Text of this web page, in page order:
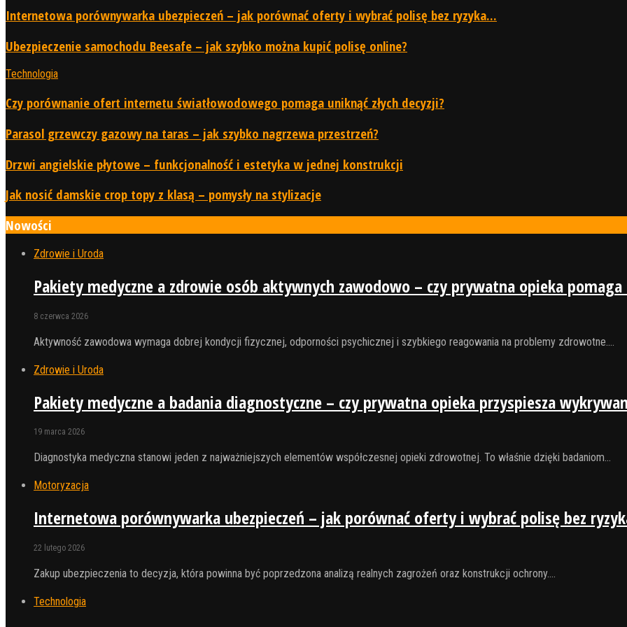
Internetowa porównywarka ubezpieczeń – jak porównać oferty i wybrać polisę bez ryzyka...
Ubezpieczenie samochodu Beesafe – jak szybko można kupić polisę online?
Technologia
Czy porównanie ofert internetu światłowodowego pomaga uniknąć złych decyzji?
Parasol grzewczy gazowy na taras – jak szybko nagrzewa przestrzeń?
Drzwi angielskie płytowe – funkcjonalność i estetyka w jednej konstrukcji
Jak nosić damskie crop topy z klasą – pomysły na stylizacje
Nowości
Zdrowie i Uroda
Pakiety medyczne a zdrowie osób aktywnych zawodowo – czy prywatna opieka
8 czerwca 2026
Aktywność zawodowa wymaga dobrej kondycji fizycznej, odporności psychicznej i szybkiego reagowania na problemy zdrowotne.…
Zdrowie i Uroda
Pakiety medyczne a badania diagnostyczne – czy prywatna opieka przyspiesza
19 marca 2026
Diagnostyka medyczna stanowi jeden z najważniejszych elementów współczesnej opieki zdrowotnej. To właśnie dzięki badaniom…
Motoryzacja
Internetowa porównywarka ubezpieczeń – jak porównać oferty i wybrać polisę bez
22 lutego 2026
Zakup ubezpieczenia to decyzja, która powinna być poprzedzona analizą realnych zagrożeń oraz konstrukcji ochrony.…
Technologia